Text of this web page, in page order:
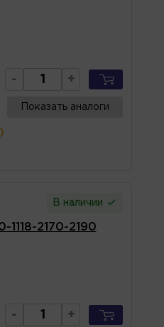
- +
Показать аналоги
В наличии
1118-2170-2190
- +